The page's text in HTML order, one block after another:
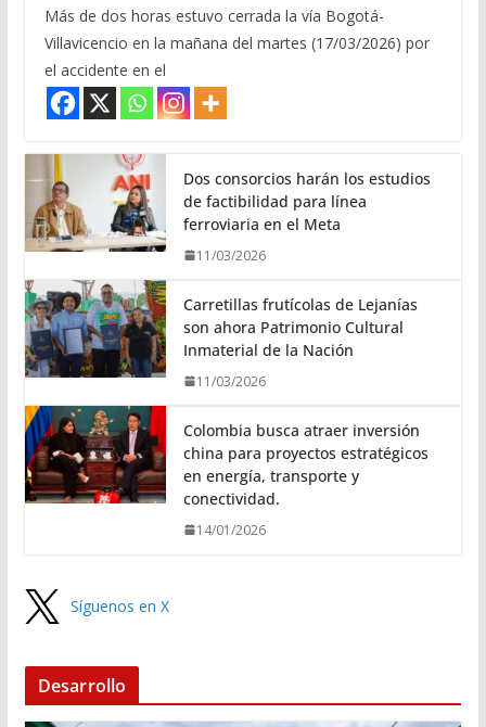
Más de dos horas estuvo cerrada la vía Bogotá-
Villavicencio en la mañana del martes (17/03/2026) por
el accidente en el
Dos consorcios harán los estudios
de factibilidad para línea
ferroviaria en el Meta
11/03/2026
Carretillas frutícolas de Lejanías
son ahora Patrimonio Cultural
Inmaterial de la Nación
11/03/2026
Colombia busca atraer inversión
china para proyectos estratégicos
en energía, transporte y
conectividad.
14/01/2026
Síguenos en X
Desarrollo